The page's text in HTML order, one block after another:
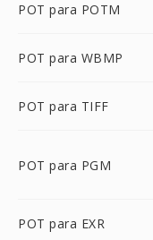
POT para POTM
POT para WBMP
POT para TIFF
POT para PGM
POT para EXR